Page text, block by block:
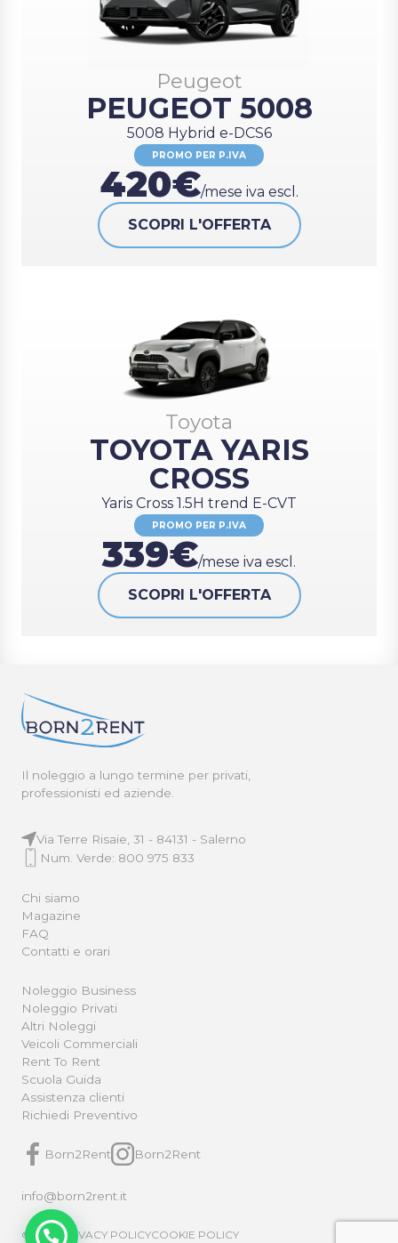
Peugeot
PEUGEOT 5008
5008 Hybrid e-DCS6
PROMO PER P.IVA
420€/mese iva escl.
SCOPRI L'OFFERTA
Toyota
TOYOTA YARIS
CROSS
Yaris Cross 1.5H trend E-CVT
PROMO PER P.IVA
339€/mese iva escl.
SCOPRI L'OFFERTA
Il noleggio a lungo termine per privati,
professionisti ed aziende.
Via Terre Risaie, 31 - 84131 - Salerno
Num. Verde: 800 975 833
Chi siamo
Magazine
FAQ
Contatti e orari
Noleggio Business
Noleggio Privati
Altri Noleggi
Veicoli Commerciali
Rent To Rent
Scuola Guida
Assistenza clienti
Richiedi Preventivo
Born2Rent Born2Rent
info@born2rent.it
© 2025 PRIVACY POLICYCOOKIE POLICY